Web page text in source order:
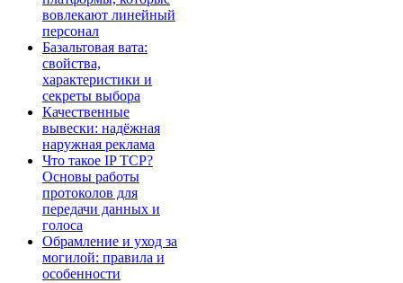
вовлекают линейный
персонал
Базальтовая вата:
свойства,
характеристики и
секреты выбора
Качественные
вывески: надёжная
наружная реклама
Что такое IP TCP?
Основы работы
протоколов для
передачи данных и
голоса
Обрамление и уход за
могилой: правила и
особенности